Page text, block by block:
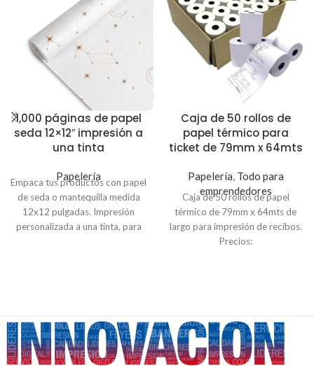
1,000 páginas de papel
seda 12×12″ impresión a
una tinta
Papelería
Empaca tus productos con papel
de seda o mantequilla medida
12x12 pulgadas. Impresión
personalizada a una tinta, para
Caja de 50 rollos de
papel térmico para
ticket de 79mm x 64mts
Papelería, Todo para
emprendedores
Caja de 50 rollos de papel
térmico de 79mm x 64mts de
largo para impresión de recibos.
Precios:
Compra mínima de 50 unidades,
equivalente a una caja. Para
otras medidas y cantidades
puede contactarnos a nuestro